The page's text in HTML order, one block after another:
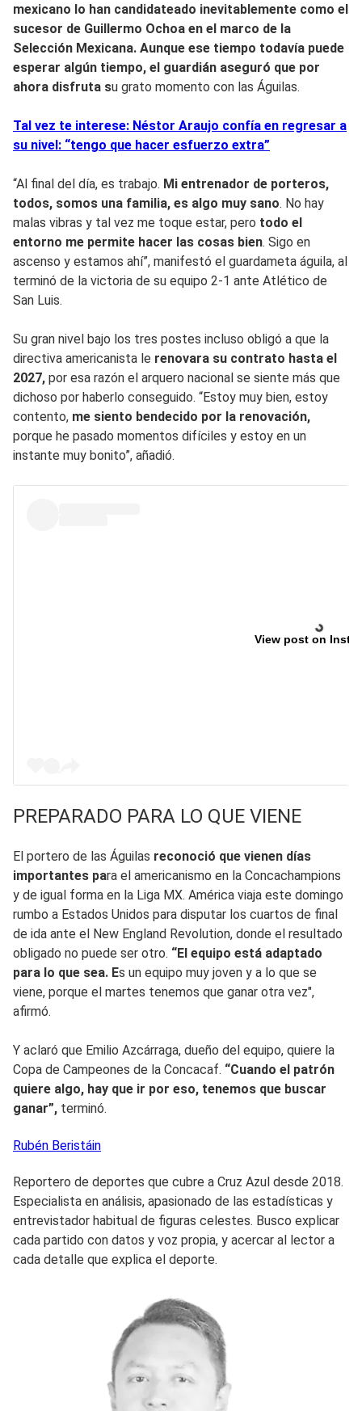
mexicano lo han candidateado inevitablemente como el
sucesor de Guillermo Ochoa en el marco de la
Selección Mexicana. Aunque ese tiempo todavía puede
esperar algún tiempo, el guardián aseguró que por
ahora disfruta su grato momento con las Águilas.
Tal vez te interese: Néstor Araujo confía en regresar a
su nivel: “tengo que hacer esfuerzo extra”
“Al final del día, es trabajo. Mi entrenador de porteros,
todos, somos una familia, es algo muy sano. No hay
malas vibras y tal vez me toque estar, pero todo el
entorno me permite hacer las cosas bien. Sigo en
ascenso y estamos ahí”, manifestó el guardameta águila, al
terminó de la victoria de su equipo 2-1 ante Atlético de
San Luis.
Su gran nivel bajo los tres postes incluso obligó a que la
directiva americanista le renovara su contrato hasta el
2027, por esa razón el arquero nacional se siente más que
dichoso por haberlo conseguido. “Estoy muy bien, estoy
contento, me siento bendecido por la renovación,
porque he pasado momentos difíciles y estoy en un
instante muy bonito”, añadió.
View post on
PREPARADO PARA LO QUE VIENE
El portero de las Águilas reconoció que vienen días
importantes para el americanismo en la Concachampions
y de igual forma en la Liga MX. América viaja este domingo
rumbo a Estados Unidos para disputar los cuartos de final
de ida ante el New England Revolution, donde el resultado
obligado no puede ser otro. “El equipo está adaptado
para lo que sea. Es un equipo muy joven y a lo que se
viene, porque el martes tenemos que ganar otra vez",
afirmó.
Y aclaró que Emilio Azcárraga, dueño del equipo, quiere la
Copa de Campeones de la Concacaf. “Cuando el patrón
quiere algo, hay que ir por eso, tenemos que buscar
ganar”, terminó.
Rubén Beristáin
Reportero de deportes que cubre a Cruz Azul desde 2018.
Especialista en análisis, apasionado de las estadísticas y
entrevistador habitual de figuras celestes. Busco explicar
cada partido con datos y voz propia, y acercar al lector a
cada detalle que explica el deporte.